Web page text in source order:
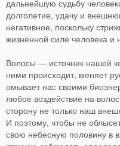
дальнейшую судьбу
долголетие, удачу и
негативное, поскольку
жизненной силе человека и
Волосы — источник нашей
ними происходит, меняет
омывает нас своими
любое воздействие на
сторону не только наш
И поэтому, чтобы не
свою небесную половину в